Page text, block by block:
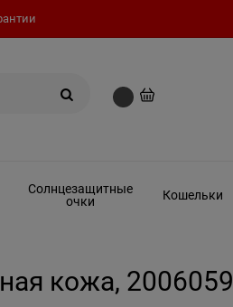
Солнцезащитные
очки
Кошельки
кожа, 2006059